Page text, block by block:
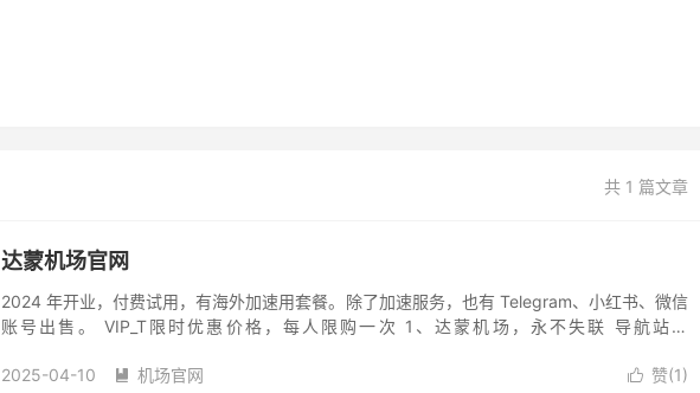
共 1 篇文章
达蒙机场官网
2024 年开业，付费试用，有海外加速用套餐。除了加速服务，也有 Telegram、小红书、微信
账号出售。 VIP_T限时优惠价格，每人限购一次 1、达蒙机场，永不失联 导航站：
 赞(1)
2025-04-10  机场官网